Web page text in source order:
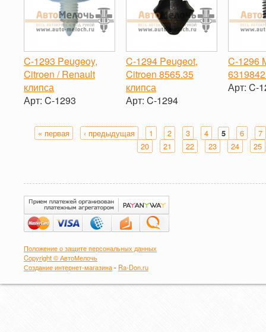
C-1293 Peugeoy,
Citroen / Renault
клипса
Арт: C-1293
-
+
C-1294 Peugeot,
Citroen 8565.35
клипса
Арт: C-1294
+
C-1296
Арт: C-
« первая ‹ предыдущая 1 2 3 4 5 6
7
20
21 22 23 24 25
Положение о защите персональных данных
Copyright © АвтоМелочь
Создание интернет-магазина- Ra-Don.ru